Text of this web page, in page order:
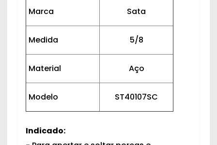
Marca Sata
Medida 5/8
Material Aço
Modelo ST40107SC
Indicado: